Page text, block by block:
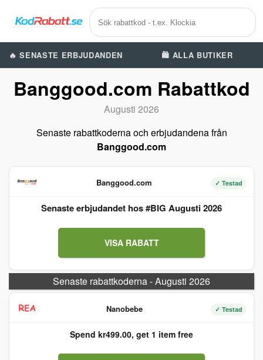
🔥 SENASTE ERBJUDANDEN 🛍️ ALLA BUTIKER
Banggood.com Rabattkod
Augusti 2026
Senaste rabattkoderna och erbjudandena från
Banggood.com
Banggood.com ✓ Testad
Senaste erbjudandet hos #BIG Augusti 2026
VISA RABATT
Senaste rabattkoderna - Augusti 2026
Nanobebe ✓ Testad
Spend kr499.00, get 1 item free